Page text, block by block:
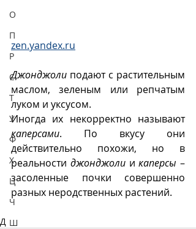
О
П
Р
С
Т
У
Ф
Х
Ц
Ч
Ш
zen.yandex.ru
Джонджоли подают с растительным
маслом, зеленым или репчатым
луком и уксусом.
Иногда их некорректно называют
каперсами. По вкусу они
действительно похожи, но в
реальности джонджоли и каперсы –
засоленные почки совершенно
разных неродственных растений.
Д